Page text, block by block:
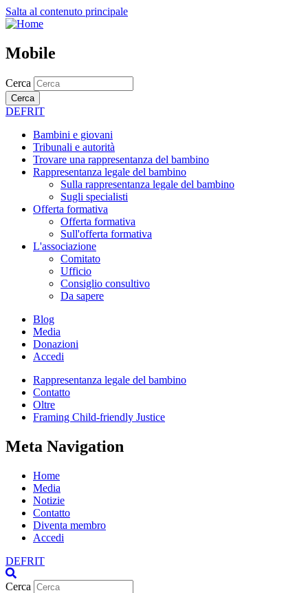
Salta al contenuto principale
Mobile
Cerca
Cerca
DEFRIT
Bambini e giovani
Tribunali e autorità
Trovare una rappresentanza del bambino
Rappresentanza legale del bambino
Sulla rappresentanza legale del bambino
Sugli specialisti
Offerta formativa
Offerta formativa
Sull'offerta formativa
L'associazione
Comitato
Ufficio
Consiglio consultivo
Da sapere
Blog
Media
Donazioni
Accedi
Rappresentanza legale del bambino
Contatto
Oltre
Framing Child-friendly Justice
Meta Navigation
Home
Media
Notizie
Contatto
Diventa membro
Accedi
DEFRIT
Cerca